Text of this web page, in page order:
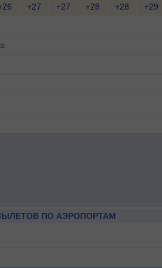
+27 +27 +28 +28 +29
ПО АЭРОПОРТАМ